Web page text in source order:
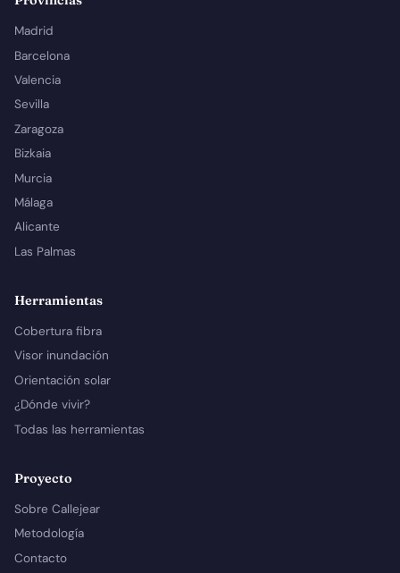
Madrid
Barcelona
Valencia
Sevilla
Zaragoza
Bizkaia
Murcia
Málaga
Alicante
Las Palmas
Herramientas
Cobertura fibra
Visor inundación
Orientación solar
¿Dónde vivir?
Todas las herramientas
Proyecto
Sobre Callejear
Metodología
Contacto